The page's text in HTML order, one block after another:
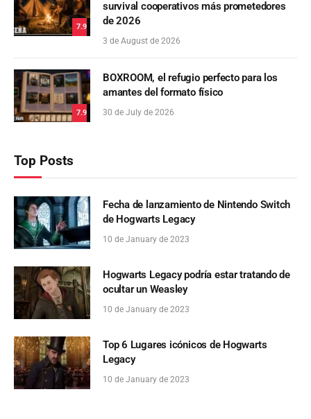
7.9
survival cooperativos más prometedores
de 2026
3 de August de 2026
7.9
BOXROOM, el refugio perfecto para los
amantes del formato físico
30 de July de 2026
Top Posts
Fecha de lanzamiento de Nintendo Switch
de Hogwarts Legacy
10 de January de 2023
Hogwarts Legacy podría estar tratando de
ocultar un Weasley
10 de January de 2023
Top 6 Lugares icónicos de Hogwarts
Legacy
10 de January de 2023